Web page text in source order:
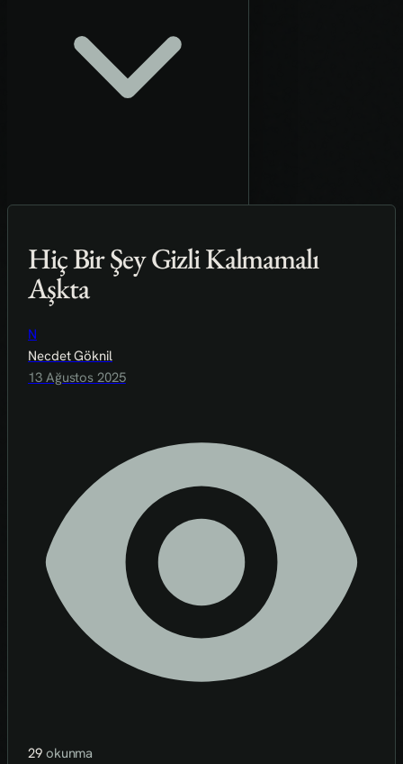
Hiç Bir Şey Gizli Kalmamalı
Aşkta
N
Necdet Göknil
13 Ağustos 2025
29 okunma